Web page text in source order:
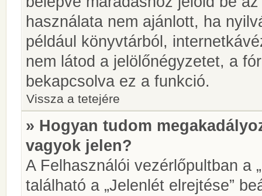
használata nem ajánlott, ha
például könyvtárból,
nem látod a jelölőnégyzetet, a
bekapcsolva ez a funkció.
Vissza a tetejére
» Hogyan tudom
vagyok jelen?
A Felhasználói vezérlőpultban a
található a „Jelenlét elrejtése”